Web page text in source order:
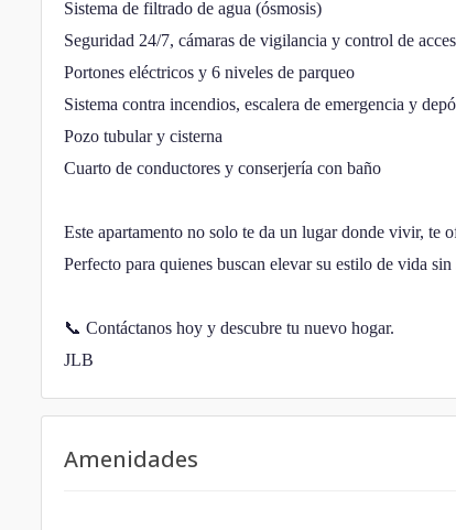
Sistema de filtrado de agua (ósmosis)
Seguridad 24/7, cámaras de vigilancia y control de
Portones eléctricos y 6 niveles de parqueo
Sistema contra incendios, escalera de emergencia y
Pozo tubular y cisterna
Cuarto de conductores y conserjería con baño
Este apartamento no solo te da un lugar donde vivir, te
Perfecto para quienes buscan elevar su estilo de vida
📞 Contáctanos hoy y descubre tu nuevo hogar.
JLB
Amenidades